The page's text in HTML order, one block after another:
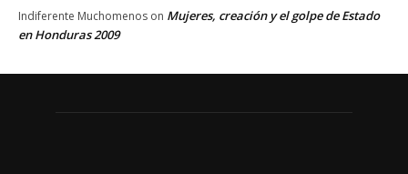
Indiferente Muchomenos on Mujeres, creación y el golpe de Estado
en Honduras 2009